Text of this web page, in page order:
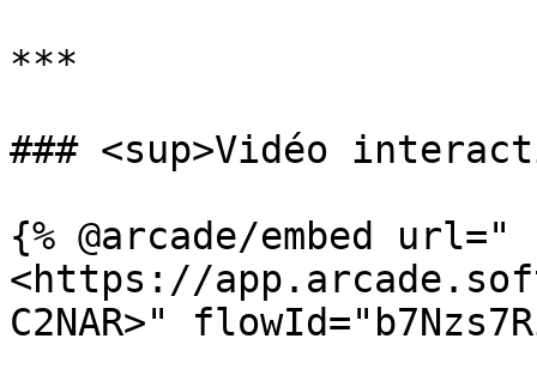
***
### <sup>Vidéo
{% @arcade/embed url="
<https://
C2NAR>"